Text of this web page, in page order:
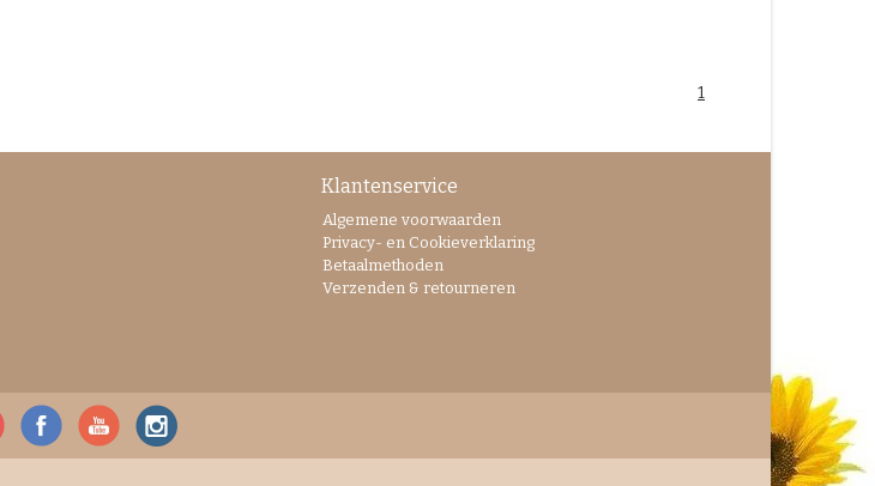
1
Klantenservice
Algemene voorwaarden
Privacy- en Cookieverklaring
Betaalmethoden
Verzenden & retourneren